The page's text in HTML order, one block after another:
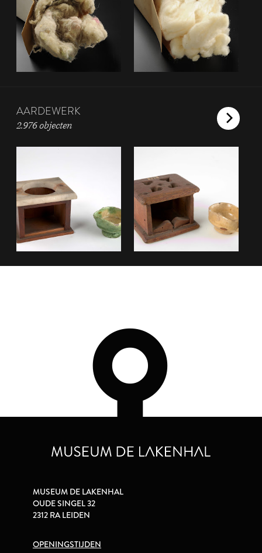
AARDEWERK
2.976 objecten
MUSEUM DE LAKENHAL
OUDE SINGEL 32
2312 RA LEIDEN
OPENINGSTIJDEN